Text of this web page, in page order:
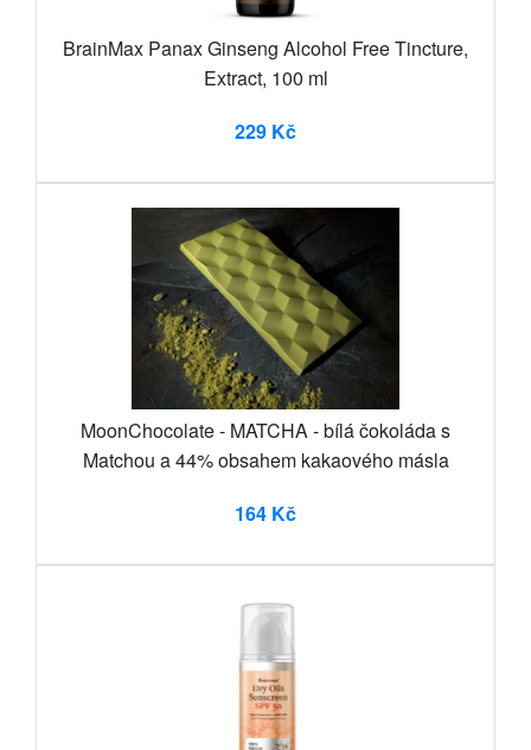
BrainMax Panax Ginseng Alcohol Free Tincture,
Extract, 100 ml
229 Kč
MoonChocolate - MATCHA - bílá čokoláda s
Matchou a 44% obsahem kakaového másla
164 Kč